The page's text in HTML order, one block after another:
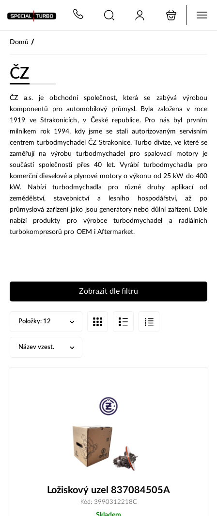
Domů /
ČZ
ČZ a.s. je obchodní společnost, která se zabývá výrobou
komponentů pro automobilový průmysl. Byla založena v roce
1919 ve Strakonicích, v České republice. Pro nás byl prvním
milníkem rok 1994, kdy jsme se stali autorizovaným servisním
centrem turbodmychadel ČZ Strakonice. Turbo divize, ve které se
zaměřují na výrobu turbodmychadel pro spalovací motory je
součástí společnosti přes 40 let. Vyrábí turbodmychadla pro
komerční dieselové a plynové motory o výkonu od 25 kW do 400
kW. Nabízí turbodmychadla pro různé druhy aplikací od
zemědělství, stavebnictví a lesního hospodářství, až po
průmyslová zařízení jako jsou generátory nebo důlní zařízení. Dále
nabízí produkty pro výrobce turbodmychadel a radiálních
turbokompresorů pro OEM i Aftermarket.
Zobrazit dle filtru
Položky: 12
Název vzest.
Ložiskový uzel 837084505A
Kód: 3990312218C